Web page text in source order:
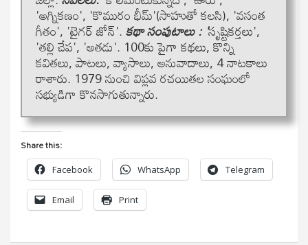
'అగ్నికణం', 'కొమురం భీమ్'(సాహుతో కలసి), 'వసంత
గీతం', 'టైగర్ జోన్'.కథా సంపుటాలు: 'సృష్టికర్తలు',
'తల్లి చేప', 'అతడు'. 100కు పైగా క‌థ‌లు, కొన్ని
క‌విత‌లు, పాట‌లు, వ్యాసాలు, అనువాదాలు, 4 నాట‌కాలు
రాశారు. 1979 నుంచి విప్ల‌వ ర‌చ‌యిత‌ల సంఘంలో
స‌భ్యుడిగా కొన‌సాగుతున్నారు.
Share this:
Facebook WhatsApp Telegram
Email Print